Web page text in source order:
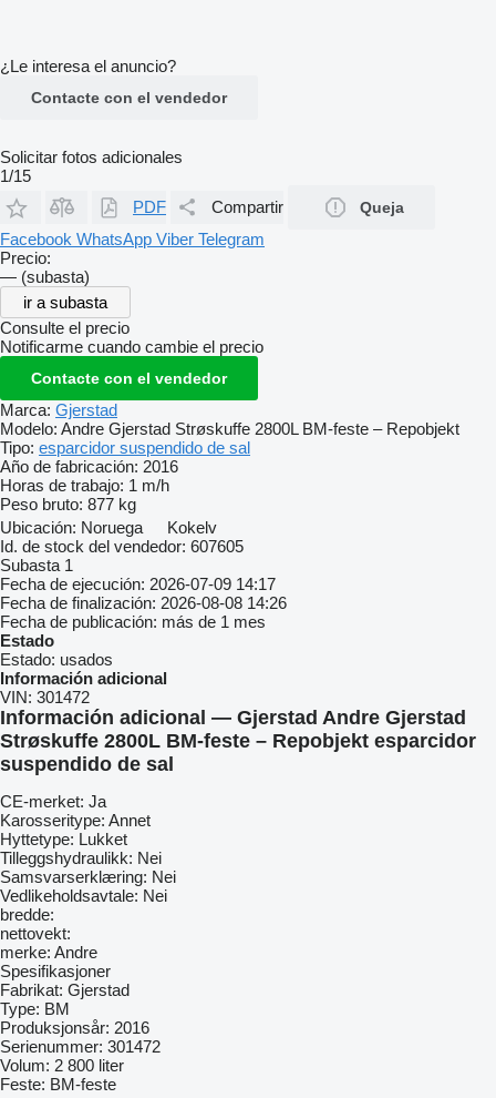
¿Le interesa el anuncio?
Contacte con el vendedor
Solicitar fotos adicionales
1/15
PDF
Compartir Queja
Facebook WhatsApp Viber Telegram
Precio:
— (subasta)
ir a subasta
Consulte el precio
Notificarme cuando cambie el precio
Contacte con el vendedor
Marca: Gjerstad
Modelo: Andre Gjerstad Strøskuffe 2800L BM-feste – Repobjekt
Tipo: esparcidor suspendido de sal
Año de fabricación: 2016
Horas de trabajo: 1 m/h
Peso bruto: 877 kg
Ubicación: Noruega
Kokelv
Id. de stock del vendedor: 607605
Subasta 1
Fecha de ejecución: 2026-07-09 14:17
Fecha de finalización: 2026-08-08 14:26
Fecha de publicación: más de 1 mes
Estado
Estado: usados
Información adicional
VIN: 301472
Información adicional — Gjerstad Andre Gjerstad
Strøskuffe 2800L BM-feste – Repobjekt esparcidor
suspendido de sal
CE-merket: Ja
Karosseritype: Annet
Hyttetype: Lukket
Tilleggshydraulikk: Nei
Samsvarserklæring: Nei
Vedlikeholdsavtale: Nei
bredde:
nettovekt:
merke: Andre
Spesifikasjoner
Fabrikat: Gjerstad
Type: BM
Produksjonsår: 2016
Serienummer: 301472
Volum: 2 800 liter
Feste: BM-feste